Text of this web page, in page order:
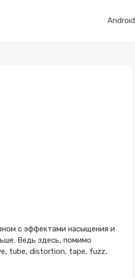
Android
с эффектами насыщения и
Ведь здесь, помимо
tube, distortion, tape, fuzz,